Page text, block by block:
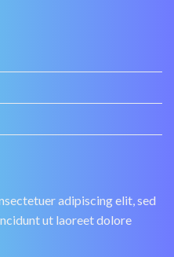
adipiscing elit, sed
ut laoreet dolore